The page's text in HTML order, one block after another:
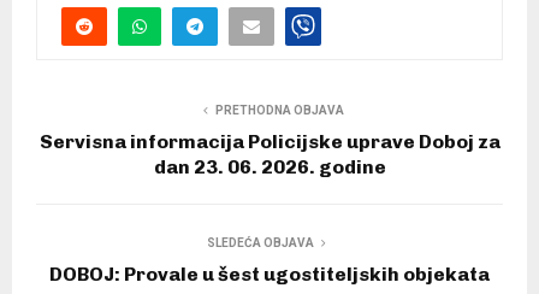
PRETHODNA OBJAVA
Servisna informacija Policijske uprave Doboj za
dan 23. 06. 2026. godine
SLEDEĆA OBJAVA
DOBOJ: Provale u šest ugostiteljskih objekata